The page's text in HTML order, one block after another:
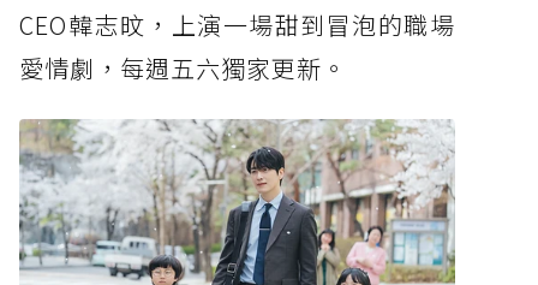
CEO韓志旼，上演一場甜到冒泡的職場
愛情劇，每週五六獨家更新。